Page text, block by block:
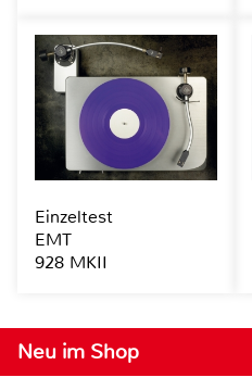
Neu im Shop
Einzeltest
EMT
928 MKII